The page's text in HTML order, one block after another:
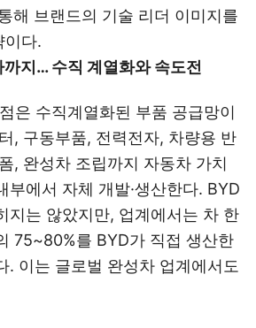
해 브랜드의 기술 리더 이미지를
이다.
지… 수직 계열화와 속도전
은 수직계열화된 부품 공급망이
, 구동부품, 전력전자, 차량용 반
, 완성차 조립까지 자동차 가치
부에서 자체 개발·생산한다. BYD
지는 않았지만, 업계에서는 차 한
75~80%를 BYD가 직접 생산한
. 이는 글로벌 완성차 업계에서도